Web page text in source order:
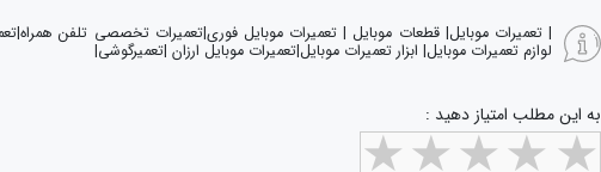
| تعمیرات موبایل| قطعات موبایل | تعمیرات موبایل فوری|تعمیرات تخصصی تلفن
لوازم تعمیرات موبایل| ابزار تعمیرات موبایل|تعمیرات موبایل ارزان |تعمیرگوشی|
به این مطلب امتیاز دهید :